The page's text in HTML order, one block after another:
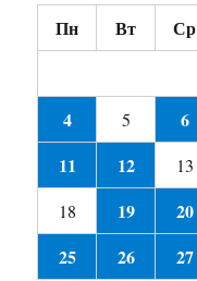
Пн Вт Ср
4 5 6
11
12 13
18 19 20
25
26 27